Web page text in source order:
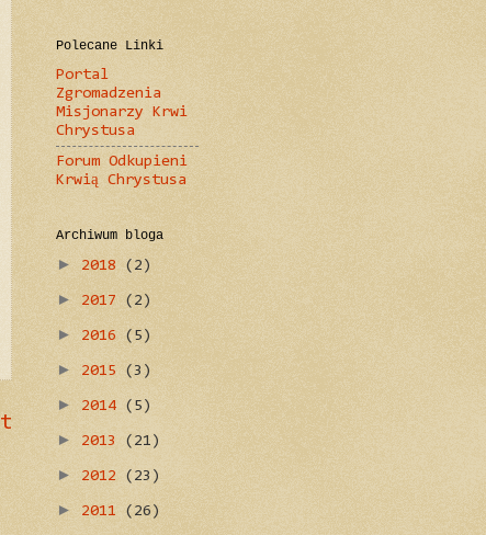
Polecane Linki
Portal
Zgromadzenia
Misjonarzy Krwi
Chrystusa
Forum Odkupieni
Krwią Chrystusa
Archiwum bloga
► 2018 (2)
► 2017 (2)
► 2016 (5)
► 2015 (3)
► 2014 (5)
► 2013 (21)
► 2012 (23)
► 2011 (26)